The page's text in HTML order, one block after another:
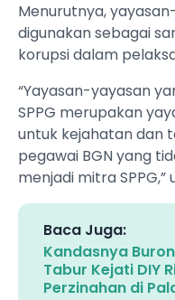
Menurutnya,
digunakan sebagai
korupsi dalam
“Yayasan-yayasan
SPPG merupakan
untuk kejahatan dan
pegawai BGN yang
menjadi mitra SPPG,”
Baca Juga:
Kandasnya
Tabur Kejati DIY
Perzinahan di